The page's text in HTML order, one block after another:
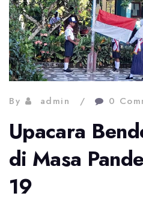
By admin 0
Upacara
di Masa
19